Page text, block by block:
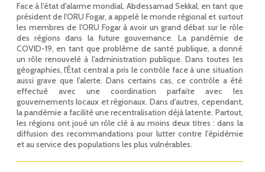
Face à l'état d'alarme mondial, Abdessamad Sekkal, en tant que
président de l'ORU Fogar, a appelé le monde régional et surtout
les membres de l'ORU Fogar à avoir un grand débat sur le rôle
des régions dans la future gouvernance. La pandémie de
COVID-19, en tant que problème de santé publique, a donné
un rôle renouvelé à l'administration publique. Dans toutes les
géographies, l'État central a pris le contrôle face à une situation
aussi grave que l'alerte. Dans certains cas, ce contrôle a été
effectué avec une coordination parfaite avec les
gouvernements locaux et régionaux. Dans d'autres, cependant,
la pandémie a facilité une recentralisation déjà latente. Partout,
les régions ont joué un rôle clé à au moins deux titres : dans la
diffusion des recommandations pour lutter contre l'épidémie
et au service des populations les plus vulnérables.